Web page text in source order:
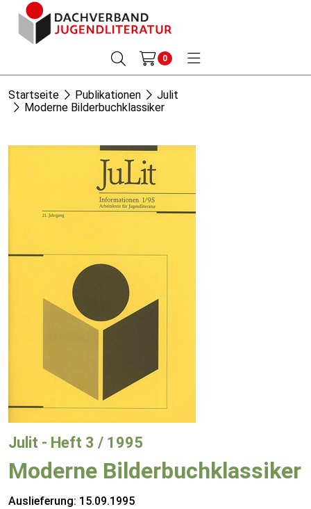
0
Startseite Publikationen
Julit
Moderne Bilderbuchklassiker
Julit - Heft 3 / 1995
Moderne Bilderbuchklassiker
Auslieferung: 15.09.1995